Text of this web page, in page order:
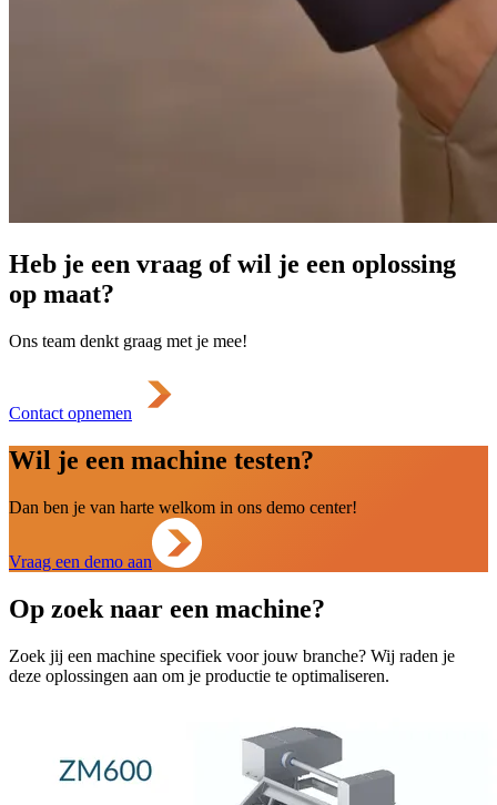
Heb je een vraag of wil je een oplossing
op maat?
Ons team denkt graag met je mee!
Contact opnemen
Wil je een machine testen?
Dan ben je van harte welkom in ons demo center!
Vraag een demo aan
Op zoek naar een machine?
Zoek jij een machine specifiek voor jouw branche? Wij raden je
deze oplossingen aan om je productie te optimaliseren.